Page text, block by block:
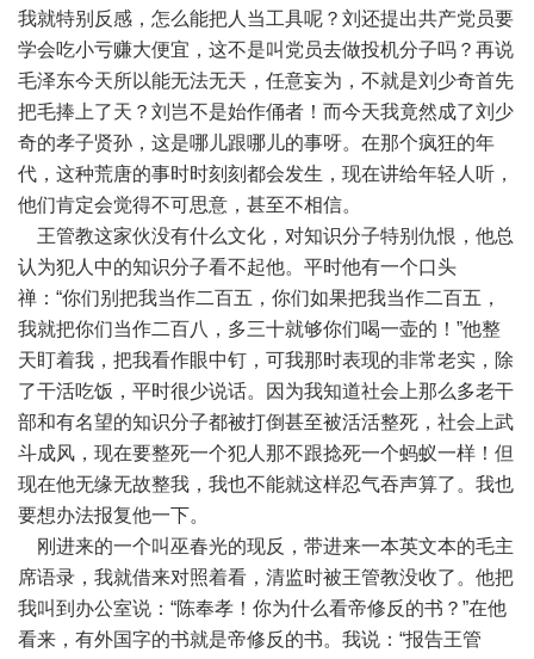
我就特别反感，怎么能把人当工具呢？刘还提出共产党员要
学会吃小亏赚大便宜，这不是叫党员去做投机分子吗？再说
毛泽东今天所以能无法无天，任意妄为，不就是刘少奇首先
把毛捧上了天？刘岂不是始作俑者！而今天我竟然成了刘少
奇的孝子贤孙，这是哪儿跟哪儿的事呀。在那个疯狂的年
代，这种荒唐的事时时刻刻都会发生，现在讲给年轻人听，
他们肯定会觉得不可思意，甚至不相信。
王管教这家伙没有什么文化，对知识分子特别仇恨，他总
认为犯人中的知识分子看不起他。平时他有一个口头
禅：“你们别把我当作二百五，你们如果把我当作二百五，
我就把你们当作二百八，多三十就够你们喝一壶的！”他整
天盯着我，把我看作眼中钉，可我那时表现的非常老实，除
了干活吃饭，平时很少说话。因为我知道社会上那么多老干
部和有名望的知识分子都被打倒甚至被活活整死，社会上武
斗成风，现在要整死一个犯人那不跟捻死一个蚂蚁一样！但
现在他无缘无故整我，我也不能就这样忍气吞声算了。我也
要想办法报复他一下。
刚进来的一个叫巫春光的现反，带进来一本英文本的毛主
席语录，我就借来对照着看，清监时被王管教没收了。他把
我叫到办公室说：“陈奉孝！你为什么看帝修反的书？”在他
看来，有外国字的书就是帝修反的书。我说：“报告王管